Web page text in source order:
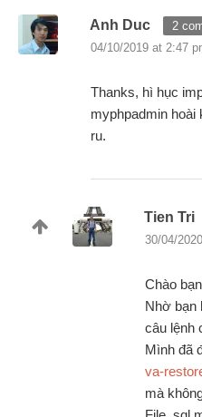
Anh Duc
2
04/10/2019 at 2:47
Thanks, hì hục
myphpadmin hoài
ru.
Tien Tri
30/04/
Chào
Nhờ bạn
câu lệnh
Mình đã
va-
mà